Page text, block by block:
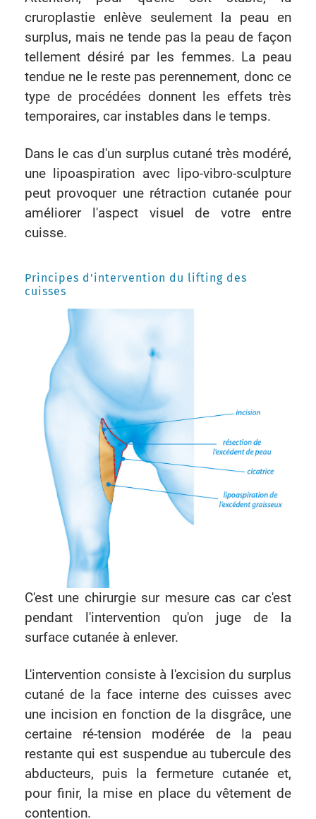
cruroplastie enlève seulement la peau en
surplus, mais ne tende pas la peau de façon
tellement désiré par les femmes. La peau
tendue ne le reste pas perennement, donc ce
type de procédées donnent les effets très
temporaires, car instables dans le temps.
Dans le cas d'un surplus cutané très modéré,
une lipoaspiration avec lipo-vibro-sculpture
peut provoquer une rétraction cutanée pour
améliorer l'aspect visuel de votre entre
cuisse.
Principes d'intervention du lifting des
cuisses
C'est une chirurgie sur mesure cas car c'est
pendant l'intervention qu'on juge de la
surface cutanée à enlever.
L'intervention consiste à l'excision du surplus
cutané de la face interne des cuisses avec
une incision en fonction de la disgrâce, une
certaine ré-tension modérée de la peau
restante qui est suspendue au tubercule des
abducteurs, puis la fermeture cutanée et,
pour finir, la mise en place du vêtement de
contention.